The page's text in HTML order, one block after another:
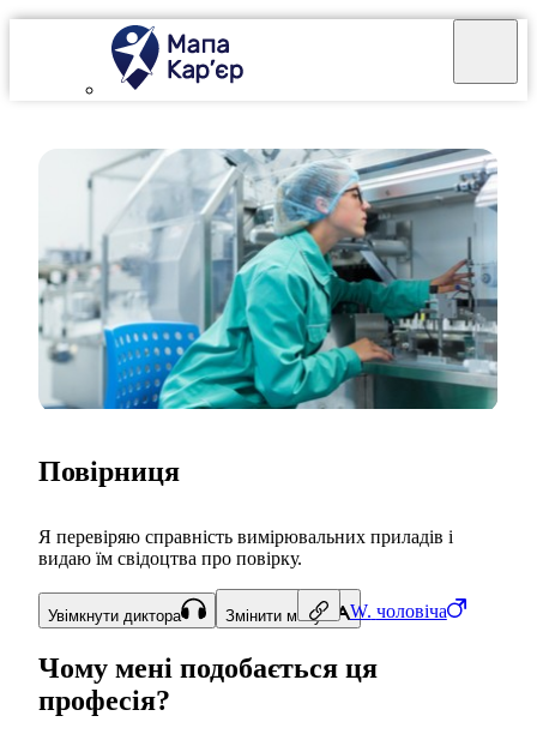
W. чоловіча
Повірниця
Я перевіряю справність вимірювальних приладів і
видаю їм свідоцтва про повірку.
Увімкнути диктора Змінити мову
Чому мені подобається ця
професія?